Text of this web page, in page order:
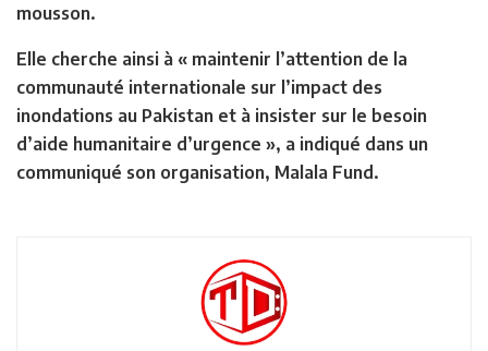
mousson.
Elle cherche ainsi à « maintenir l’attention de la
communauté internationale sur l’impact des
inondations au Pakistan et à insister sur le besoin
d’aide humanitaire d’urgence », a indiqué dans un
communiqué son organisation, Malala Fund.